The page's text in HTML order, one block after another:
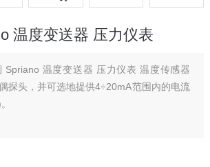
温度变送器 压力仪表
Spriano 温度变送器 压力仪表 温度传感器
探头，并可选地提供4÷20mA范围内的电流